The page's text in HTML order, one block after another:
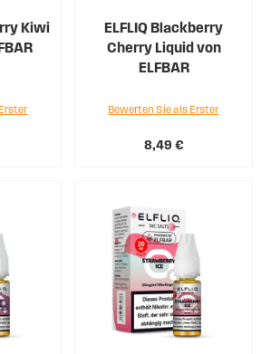
Kiwi
ELFLIQ Blackberry
Cherry Liquid von
ELFBAR
8,49 €
Bewerten Sie als Erster